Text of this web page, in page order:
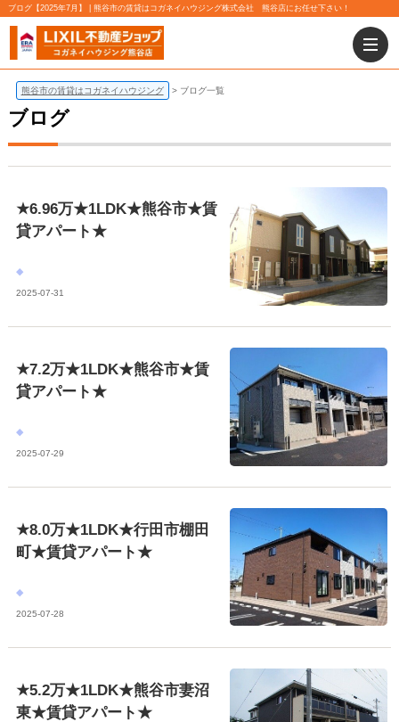
ブログ【2025年7月】 | 熊谷市の賃貸はコガネイハウジング株式会社 熊谷店にお任せ下さい！
熊谷市の賃貸はコガネイハウジング ブログ一覧
ブログ
★6.96万★1LDK★熊谷市★賃
貸アパート★
2025-07-31
★7.2万★1LDK★熊谷市★賃
貸アパート★
2025-07-29
★8.0万★1LDK★行田市棚田
町★賃貸アパート★
2025-07-28
★5.2万★1LDK★熊谷市妻沼
東★賃貸アパート★